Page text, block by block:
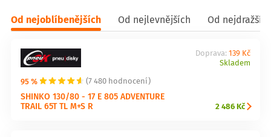
Od nejoblíbenějších Od nejlevnějších Od
95 % (7 480 hodnocení)
SHINKO 130/80 - 17 E 805 ADVENTURE
TRAIL 65T TL M+S R
Doprava: 139 Kč
Skladem
2 486 Kč